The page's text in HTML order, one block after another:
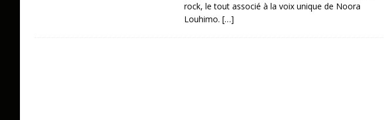
rock, le tout associé à la voix unique de Noora
Louhimo. […]